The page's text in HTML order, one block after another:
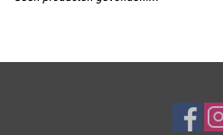
Cadeaubonnen